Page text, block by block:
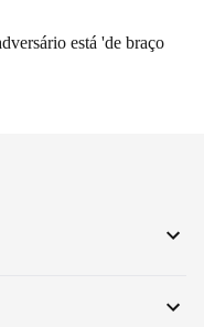
está 'de braço